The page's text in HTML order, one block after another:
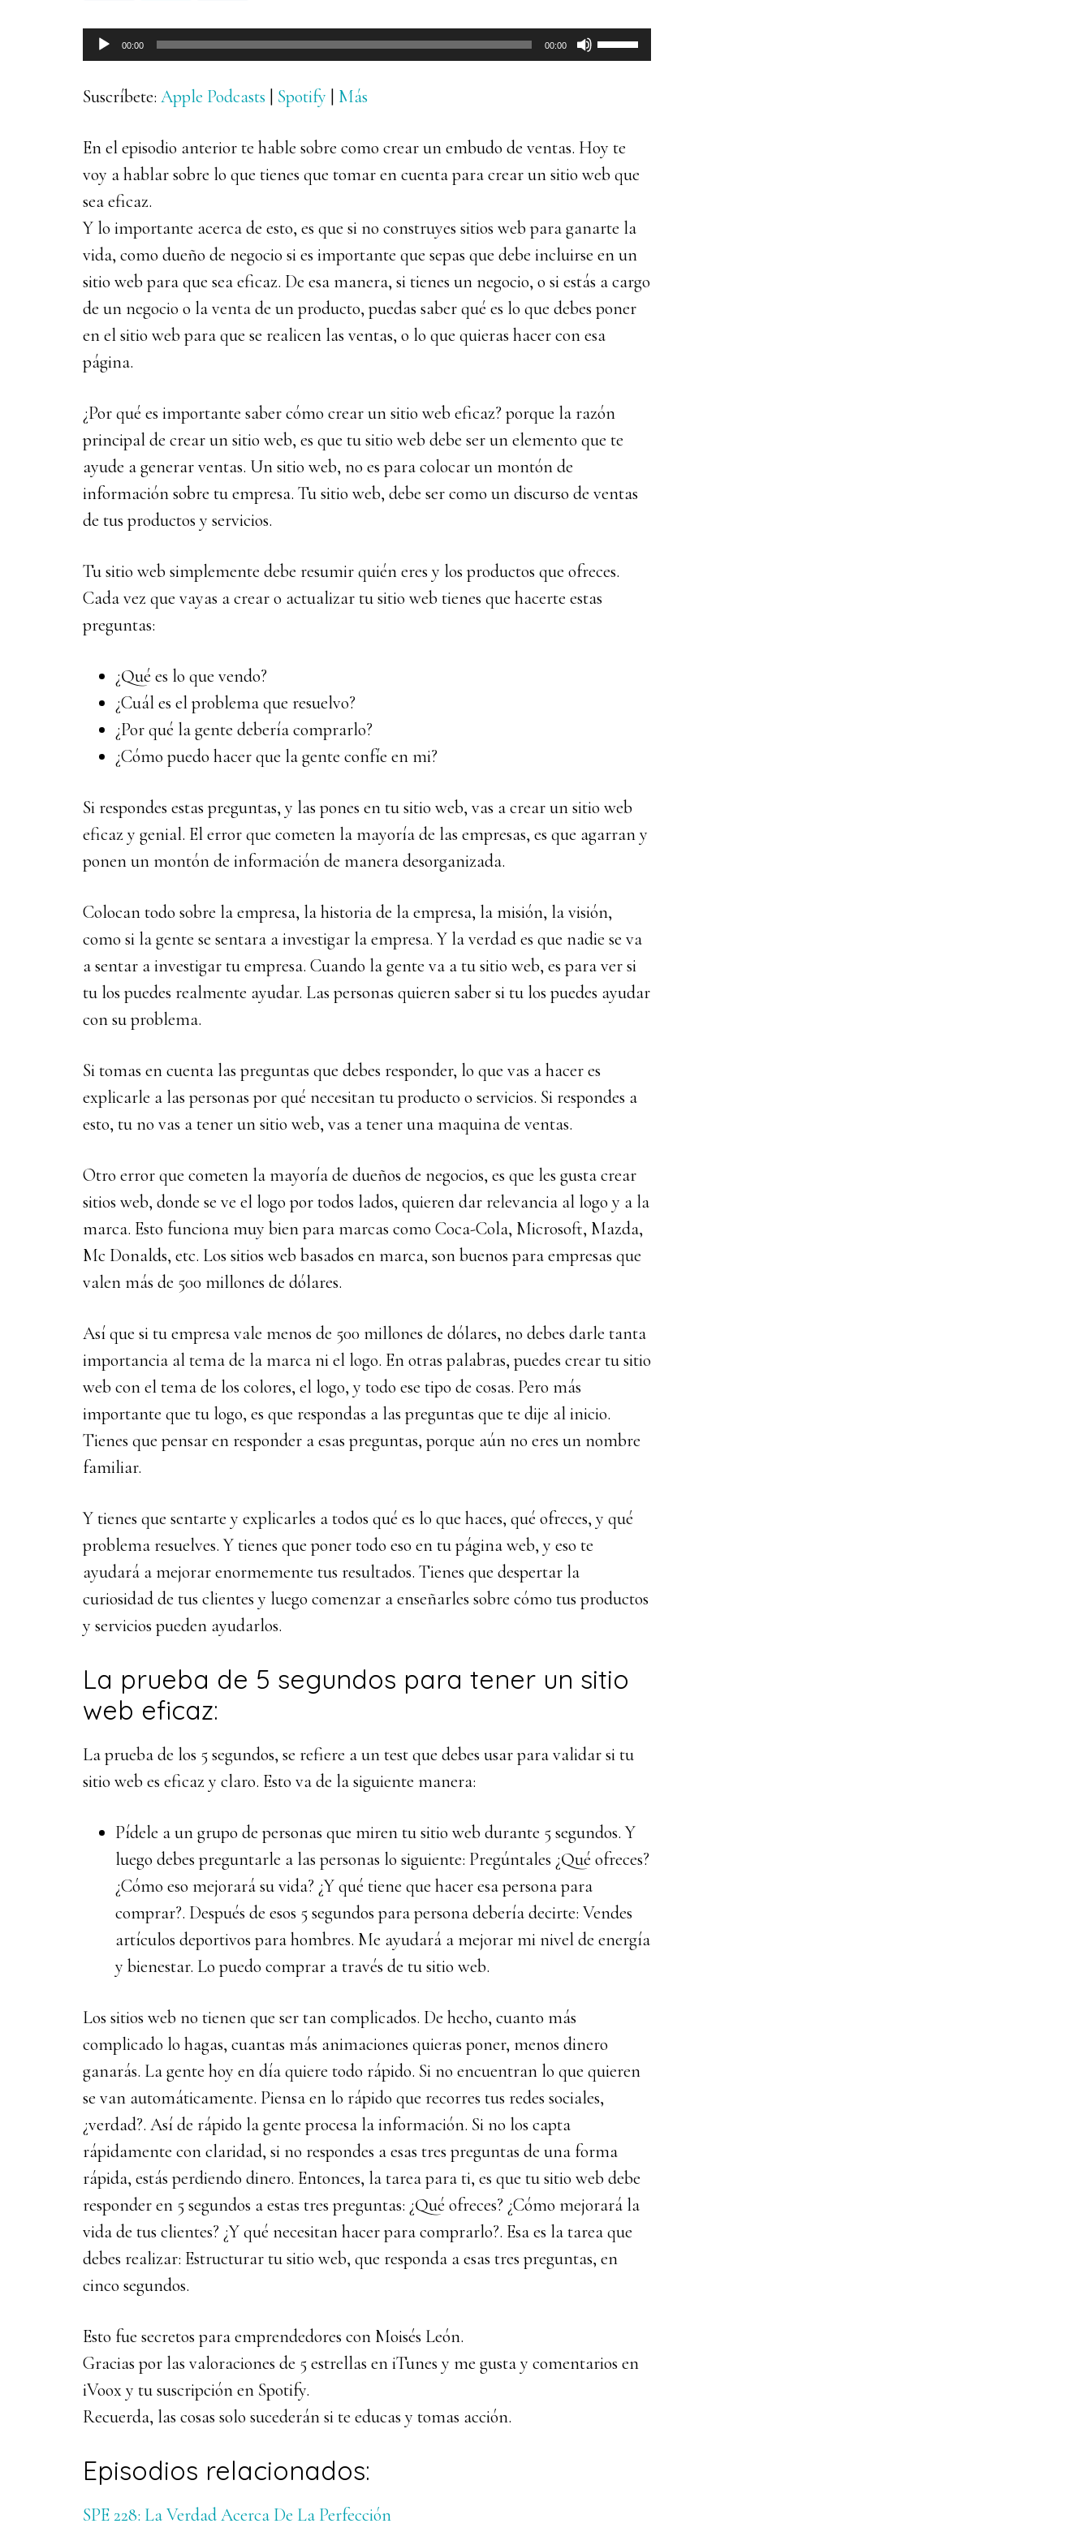
Reproductor
de
audio
00:00 00:00
Utiliza
las
flecha
arriba/abajo
aumentar
o
disminuir
el
volumen.
Suscríbete: Apple Podcasts | Spotify | Más
En el episodio anterior te hable sobre como crear un embudo de ventas. Hoy te
voy a hablar sobre lo que tienes que tomar en cuenta para crear un sitio web que
sea eficaz.
Y lo importante acerca de esto, es que si no construyes sitios web para ganarte la
vida, como dueño de negocio si es importante que sepas que debe incluirse en un
sitio web para que sea eficaz. De esa manera, si tienes un negocio, o si estás a cargo
de un negocio o la venta de un producto, puedas saber qué es lo que debes poner
en el sitio web para que se realicen las ventas, o lo que quieras hacer con esa
página.
¿Por qué es importante saber cómo crear un sitio web eficaz? porque la razón
principal de crear un sitio web, es que tu sitio web debe ser un elemento que te
ayude a generar ventas. Un sitio web, no es para colocar un montón de
información sobre tu empresa. Tu sitio web, debe ser como un discurso de ventas
de tus productos y servicios.
Tu sitio web simplemente debe resumir quién eres y los productos que ofreces.
Cada vez que vayas a crear o actualizar tu sitio web tienes que hacerte estas
preguntas:
¿Qué es lo que vendo?
¿Cuál es el problema que resuelvo?
¿Por qué la gente debería comprarlo?
¿Cómo puedo hacer que la gente confíe en mi?
Si respondes estas preguntas, y las pones en tu sitio web, vas a crear un sitio web
eficaz y genial. El error que cometen la mayoría de las empresas, es que agarran y
ponen un montón de información de manera desorganizada.
Colocan todo sobre la empresa, la historia de la empresa, la misión, la visión,
como si la gente se sentara a investigar la empresa. Y la verdad es que nadie se va
a sentar a investigar tu empresa. Cuando la gente va a tu sitio web, es para ver si
tu los puedes realmente ayudar. Las personas quieren saber si tu los puedes ayudar
con su problema.
Si tomas en cuenta las preguntas que debes responder, lo que vas a hacer es
explicarle a las personas por qué necesitan tu producto o servicios. Si respondes a
esto, tu no vas a tener un sitio web, vas a tener una maquina de ventas.
Otro error que cometen la mayoría de dueños de negocios, es que les gusta crear
sitios web, donde se ve el logo por todos lados, quieren dar relevancia al logo y a la
marca. Esto funciona muy bien para marcas como Coca-Cola, Microsoft, Mazda,
Mc Donalds, etc. Los sitios web basados en marca, son buenos para empresas que
valen más de 500 millones de dólares.
Así que si tu empresa vale menos de 500 millones de dólares, no debes darle tanta
importancia al tema de la marca ni el logo. En otras palabras, puedes crear tu sitio
web con el tema de los colores, el logo, y todo ese tipo de cosas. Pero más
importante que tu logo, es que respondas a las preguntas que te dije al inicio.
Tienes que pensar en responder a esas preguntas, porque aún no eres un nombre
familiar.
Y tienes que sentarte y explicarles a todos qué es lo que haces, qué ofreces, y qué
problema resuelves. Y tienes que poner todo eso en tu página web, y eso te
ayudará a mejorar enormemente tus resultados. Tienes que despertar la
curiosidad de tus clientes y luego comenzar a enseñarles sobre cómo tus productos
y servicios pueden ayudarlos.
La prueba de 5 segundos para tener un sitio
web eficaz:
La prueba de los 5 segundos, se refiere a un test que debes usar para validar si tu
sitio web es eficaz y claro. Esto va de la siguiente manera:
Pídele a un grupo de personas que miren tu sitio web durante 5 segundos. Y
luego debes preguntarle a las personas lo siguiente: Pregúntales ¿Qué ofreces?
¿Cómo eso mejorará su vida? ¿Y qué tiene que hacer esa persona para
comprar?. Después de esos 5 segundos para persona debería decirte: Vendes
artículos deportivos para hombres. Me ayudará a mejorar mi nivel de energía
y bienestar. Lo puedo comprar a través de tu sitio web.
Los sitios web no tienen que ser tan complicados. De hecho, cuanto más
complicado lo hagas, cuantas más animaciones quieras poner, menos dinero
ganarás. La gente hoy en día quiere todo rápido. Si no encuentran lo que quieren
se van automáticamente. Piensa en lo rápido que recorres tus redes sociales,
¿verdad?. Así de rápido la gente procesa la información. Si no los capta
rápidamente con claridad, si no respondes a esas tres preguntas de una forma
rápida, estás perdiendo dinero. Entonces, la tarea para ti, es que tu sitio web debe
responder en 5 segundos a estas tres preguntas: ¿Qué ofreces? ¿Cómo mejorará la
vida de tus clientes? ¿Y qué necesitan hacer para comprarlo?. Esa es la tarea que
debes realizar: Estructurar tu sitio web, que responda a esas tres preguntas, en
cinco segundos.
Esto fue secretos para emprendedores con Moisés León.
Gracias por las valoraciones de 5 estrellas en iTunes y me gusta y comentarios en
iVoox y tu suscripción en Spotify.
Recuerda, las cosas solo sucederán si te educas y tomas acción.
Episodios relacionados:
SPE 228: La Verdad Acerca De La Perfección